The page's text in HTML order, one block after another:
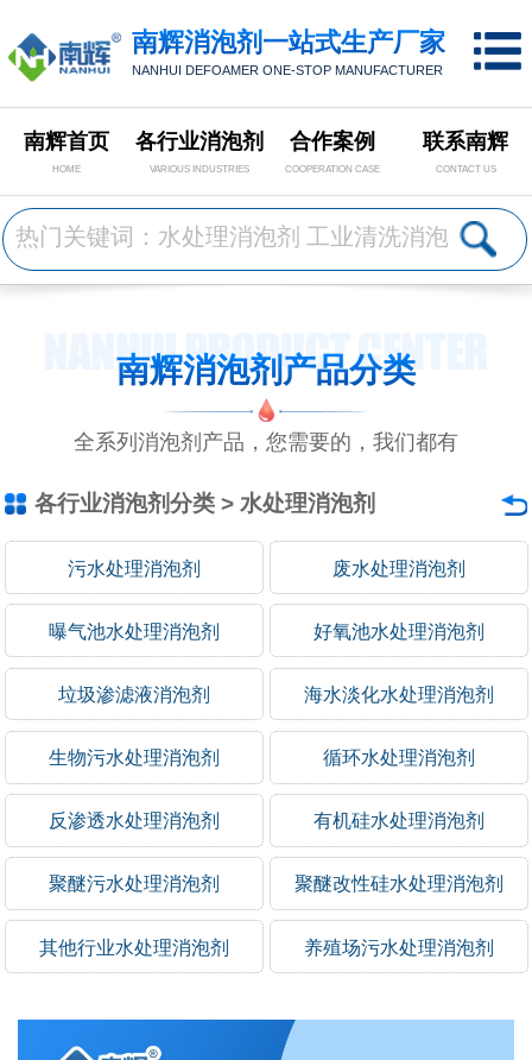
南辉消泡剂一站式生产厂家
NANHUI DEFOAMER ONE-STOP MANUFACTURER
南辉首页
HOME
各行业消泡剂
VARIOUS INDUSTRIES
合作案例
COOPERATION CASE
联系南辉
CONTACT US
南辉消泡剂产品分类
全系列消泡剂产品，您需要的，我们都有
各行业消泡剂分类> 水处理消泡剂
污水处理消泡剂 废水处理消泡剂
曝气池水处理消泡剂 好氧池水处理消泡剂
垃圾渗滤液消泡剂 海水淡化水处理消泡剂
生物污水处理消泡剂 循环水处理消泡剂
反渗透水处理消泡剂 有机硅水处理消泡剂
聚醚污水处理消泡剂 聚醚改性硅水处理消泡剂
其他行业水处理消泡剂 养殖场污水处理消泡剂